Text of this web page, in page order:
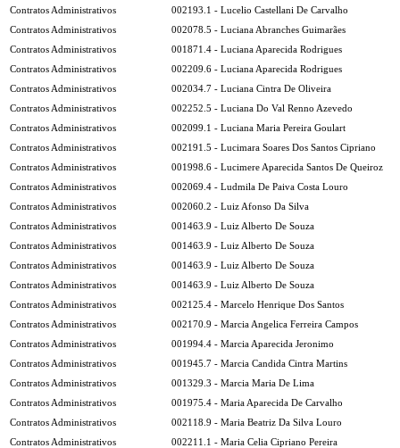
Contratos Administrativos
002193.1 - Lucelio Castellani De Carvalho
Contratos Administrativos
002078.5 - Luciana Abranches Guimarães
Contratos Administrativos
001871.4 - Luciana Aparecida Rodrigues
Contratos Administrativos
002209.6 - Luciana Aparecida Rodrigues
Contratos Administrativos
002034.7 - Luciana Cintra De Oliveira
Contratos Administrativos
002252.5 - Luciana Do Val Renno Azevedo
Contratos Administrativos
002099.1 - Luciana Maria Pereira Goulart
Contratos Administrativos
002191.5 - Lucimara Soares Dos Santos Cipriano
Contratos Administrativos
001998.6 - Lucimere Aparecida Santos De Queiroz
Contratos Administrativos
002069.4 - Ludmila De Paiva Costa Louro
Contratos Administrativos
002060.2 - Luiz Afonso Da Silva
Contratos Administrativos
001463.9 - Luiz Alberto De Souza
Contratos Administrativos
001463.9 - Luiz Alberto De Souza
Contratos Administrativos
001463.9 - Luiz Alberto De Souza
Contratos Administrativos
001463.9 - Luiz Alberto De Souza
Contratos Administrativos
002125.4 - Marcelo Henrique Dos Santos
Contratos Administrativos
002170.9 - Marcia Angelica Ferreira Campos
Contratos Administrativos
001994.4 - Marcia Aparecida Jeronimo
Contratos Administrativos
001945.7 - Marcia Candida Cintra Martins
Contratos Administrativos
001329.3 - Marcia Maria De Lima
Contratos Administrativos
001975.4 - Maria Aparecida De Carvalho
Contratos Administrativos
002118.9 - Maria Beatriz Da Silva Louro
Contratos Administrativos
002211.1 - Maria Celia Cipriano Pereira